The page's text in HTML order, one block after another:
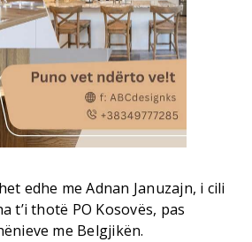
edhe me Adnan Januzajn, i cili
t’i thotë PO Kosovës, pas
me Belgjikën.